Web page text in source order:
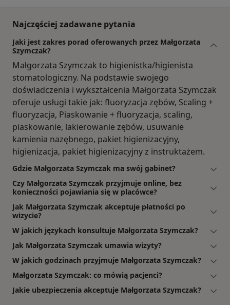
Najczęściej zadawane pytania
Jaki jest zakres porad oferowanych przez Małgorzata
Szymczak?
Małgorzata Szymczak to higienistka/higienista
stomatologiczny. Na podstawie swojego
doświadczenia i wykształcenia Małgorzata Szymczak
oferuje usługi takie jak: fluoryzacja zębów, Scaling +
fluoryzacja, Piaskowanie + fluoryzacja, scaling,
piaskowanie, lakierowanie zębów, usuwanie
kamienia nazębnego, pakiet higienizacyjny,
higienizacja, pakiet higienizacyjny z instruktażem.
Gdzie Małgorzata Szymczak ma swój gabinet?
Czy Małgorzata Szymczak przyjmuje online, bez
konieczności pojawiania się w placówce?
Jak Małgorzata Szymczak akceptuje płatności po
wizycie?
W jakich językach konsultuje Małgorzata Szymczak?
Jak Małgorzata Szymczak umawia wizyty?
W jakich godzinach przyjmuje Małgorzata Szymczak?
Małgorzata Szymczak: co mówią pacjenci?
Jakie ubezpieczenia akceptuje Małgorzata Szymczak?